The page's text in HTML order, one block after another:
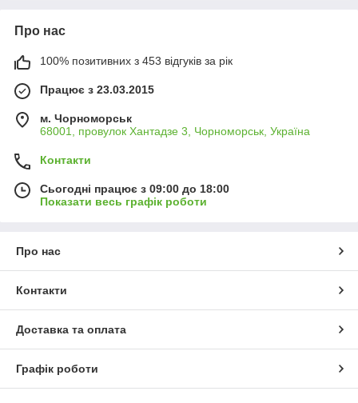
Про нас
100% позитивних з 453 відгуків за рік
Працює з 23.03.2015
м. Чорноморськ
68001, провулок Хантадзе 3, Чорноморськ, Україна
Контакти
Сьогодні працює з 09:00 до 18:00
Показати весь графік роботи
Про нас
Контакти
Доставка та оплата
Графік роботи